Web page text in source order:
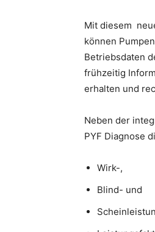
Mit diesem
können
Betriebsdaten
frühzeitig
erhalten und
Neben der
PYF Diagnose
Wirk-,
Blind- und